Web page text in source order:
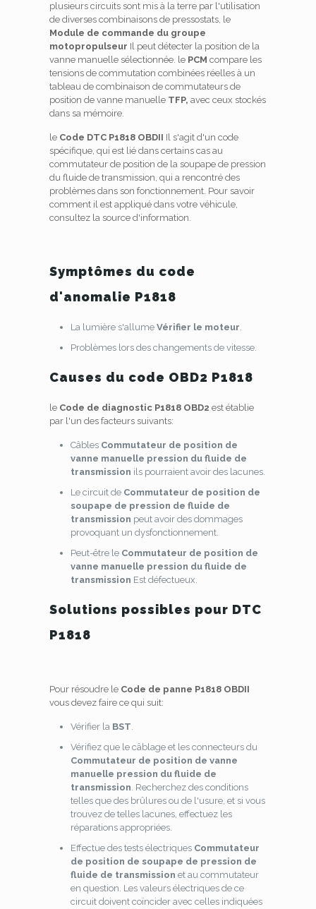
plusieurs circuits sont mis à la terre par l'utilisation
de diverses combinaisons de pressostats, le
Module de commande du groupe
motopropulseur Il peut détecter la position de la
vanne manuelle sélectionnée. le PCM compare les
tensions de commutation combinées réelles à un
tableau de combinaison de commutateurs de
position de vanne manuelle TFP, avec ceux stockés
dans sa mémoire.
le Code DTC P1818 OBDII Il s'agit d'un code
spécifique, qui est lié dans certains cas au
commutateur de position de la soupape de pression
du fluide de transmission, qui a rencontré des
problèmes dans son fonctionnement. Pour savoir
comment il est appliqué dans votre véhicule,
consultez la source d'information.
Symptômes du code
d'anomalie P1818
La lumière s'allume Vérifier le moteur.
Problèmes lors des changements de vitesse.
Causes du code OBD2 P1818
le Code de diagnostic P1818 OBD2 est établie
par l'un des facteurs suivants:
Câbles Commutateur de position de
vanne manuelle pression du fluide de
transmission ils pourraient avoir des lacunes.
Le circuit de Commutateur de position de
soupape de pression de fluide de
transmission peut avoir des dommages
provoquant un dysfonctionnement.
Peut-être le Commutateur de position de
vanne manuelle pression du fluide de
transmission Est défectueux.
Solutions possibles pour DTC
P1818
Pour résoudre le Code de panne P1818 OBDII
vous devez faire ce qui suit:
Vérifier la BST.
Vérifiez que le câblage et les connecteurs du
Commutateur de position de vanne
manuelle pression du fluide de
transmission. Recherchez des conditions
telles que des brûlures ou de l'usure, et si vous
trouvez de telles lacunes, effectuez les
réparations appropriées.
Effectue des tests électriques Commutateur
de position de soupape de pression de
fluide de transmission et au commutateur
en question. Les valeurs électriques de ce
circuit doivent coïncider avec celles indiquées